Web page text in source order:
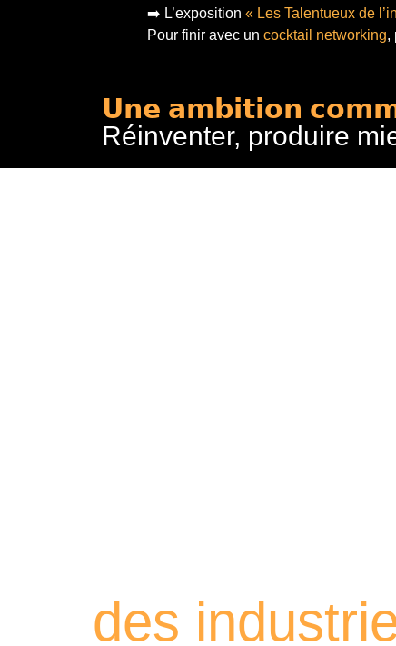
➡️ L’exposition « Les Talentueux de
Pour finir avec un cocktail networking,
𝗨𝗻𝗲 𝗮𝗺𝗯𝗶𝘁𝗶𝗼𝗻
Réinventer, produire
des